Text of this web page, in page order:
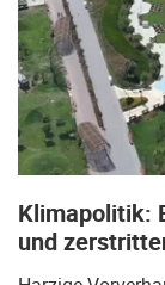
Klimapolitik:
und